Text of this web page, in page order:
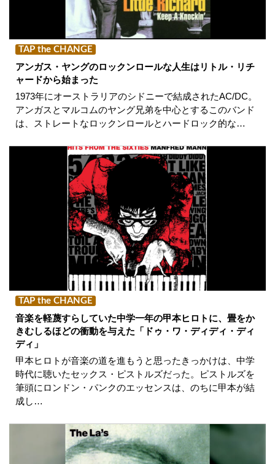
TAP the CHANGE
アンガス・ヤングのロックンロールな人生はリトル・リチ
ャードから始まった
1973年にオーストラリアのシドニーで結成されたAC/DC。
アンガスとマルコムのヤング兄弟を中心とするこのバンド
は、ストレートなロックンロールとハードロック的な…
TAP the CHANGE
音楽を軽蔑すらしていた中学一年の甲本ヒロトに、畳をか
きむしるほどの衝動を与えた「ドゥ・ワ・ディディ・ディ
ディ」
甲本ヒロトが音楽の道を進もうと思ったきっかけは、中学
時代に聴いたセックス・ピストルズだった。ピストルズを
筆頭にロンドン・パンクのエッセンスは、のちに甲本が結
成し…